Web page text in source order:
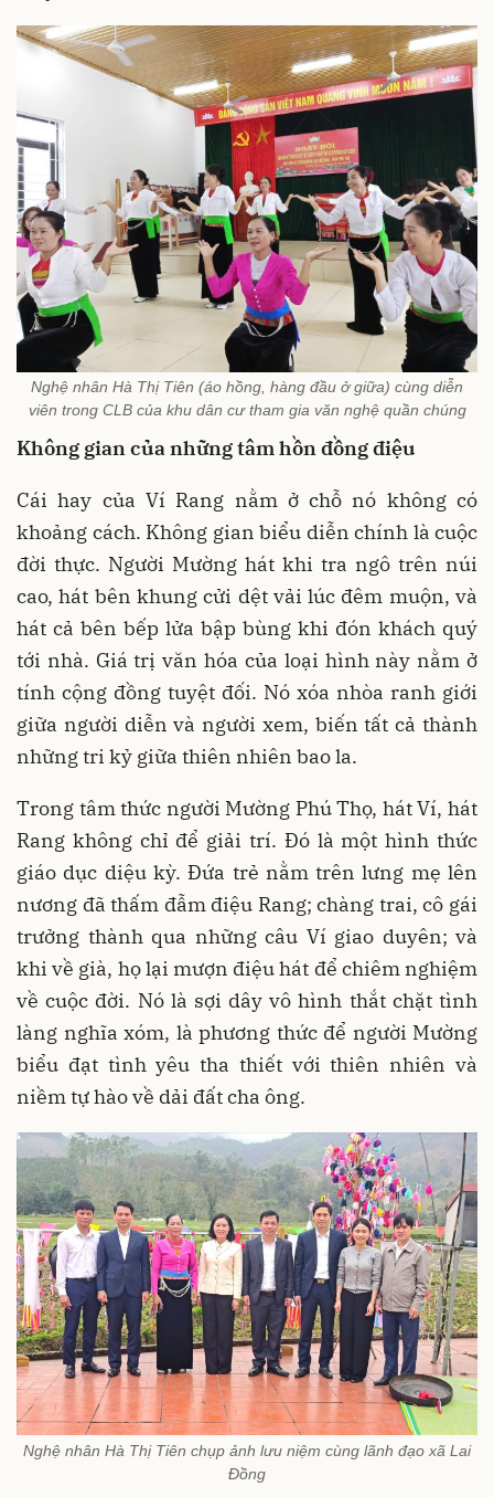
Nghệ nhân Hà Thị Tiên (áo hồng, hàng đầu ở giữa) cùng diễn
viên trong CLB của khu dân cư tham gia văn nghệ quần chúng
Không gian của những tâm hồn đồng điệu
Cái hay của Ví Rang nằm ở chỗ nó không có
khoảng cách. Không gian biểu diễn chính là cuộc
đời thực. Người Mường hát khi tra ngô trên núi
cao, hát bên khung cửi dệt vải lúc đêm muộn, và
hát cả bên bếp lửa bập bùng khi đón khách quý
tới nhà. Giá trị văn hóa của loại hình này nằm ở
tính cộng đồng tuyệt đối. Nó xóa nhòa ranh giới
giữa người diễn và người xem, biến tất cả thành
những tri kỷ giữa thiên nhiên bao la.
Trong tâm thức người Mường Phú Thọ, hát Ví, hát
Rang không chỉ để giải trí. Đó là một hình thức
giáo dục diệu kỳ. Đứa trẻ nằm trên lưng mẹ lên
nương đã thấm đẫm điệu Rang; chàng trai, cô gái
trưởng thành qua những câu Ví giao duyên; và
khi về già, họ lại mượn điệu hát để chiêm nghiệm
về cuộc đời. Nó là sợi dây vô hình thắt chặt tình
làng nghĩa xóm, là phương thức để người Mường
biểu đạt tình yêu tha thiết với thiên nhiên và
niềm tự hào về dải đất cha ông.
Nghệ nhân Hà Thị Tiên chụp ảnh lưu niệm cùng lãnh đạo xã Lai
Đồng